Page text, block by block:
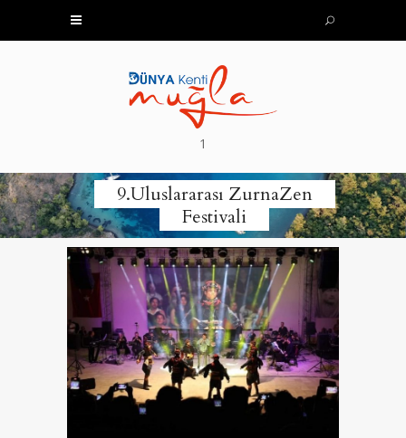
1
9.Uluslararası ZurnaZen
Festivali